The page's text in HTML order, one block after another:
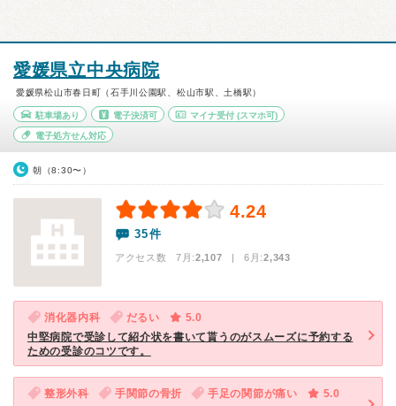
愛媛県立中央病院
愛媛県松山市春日町（石手川公園駅、松山市駅、土橋駅）
駐車場あり 電子決済可 マイナ受付 (スマホ可)
電子処方せん対応
朝（8:30〜）
4.24
35件
アクセス数 7月:2,107 | 6月:2,343
消化器内科 だるい
5.0
中堅病院で受診して紹介状を書いて貰うのがスムーズに予約する
ための受診のコツです。
整形外科 手関節の骨折 手足の関節が痛い
5.0